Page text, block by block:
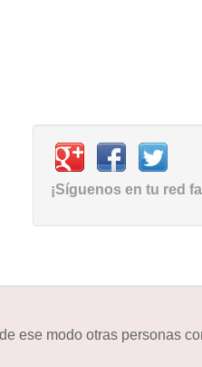
¡Síguenos en tu red
ese modo otras personas